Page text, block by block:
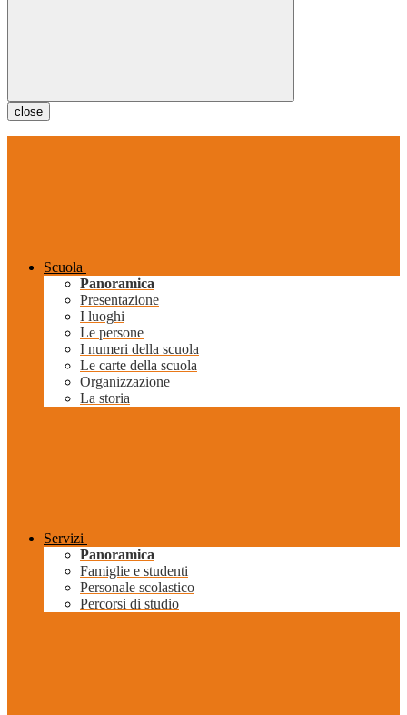
close
Scuola
Panoramica
Presentazione
I luoghi
Le persone
I numeri della scuola
Le carte della scuola
Organizzazione
La storia
Servizi
Panoramica
Famiglie e studenti
Personale scolastico
Percorsi di studio